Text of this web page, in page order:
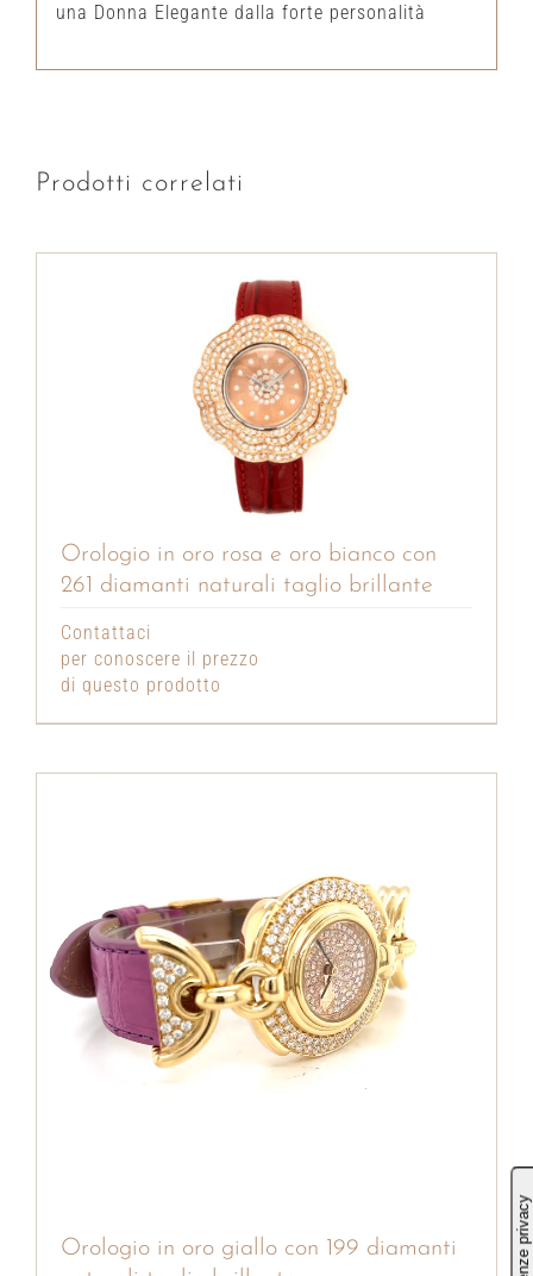
una Donna Elegante dalla forte personalità
Prodotti correlati
Orologio in oro rosa e oro bianco con
261 diamanti naturali taglio brillante
Contattaci
per conoscere il prezzo
di questo prodotto
Orologio in oro giallo con 199 diamanti